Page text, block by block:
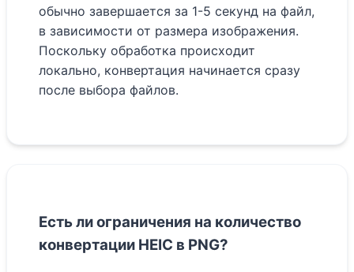
обычно завершается за 1-5 секунд на файл,
в зависимости от размера изображения.
Поскольку обработка происходит
локально, конвертация начинается сразу
после выбора файлов.
Есть ли ограничения на количество
конвертации HEIC в PNG?